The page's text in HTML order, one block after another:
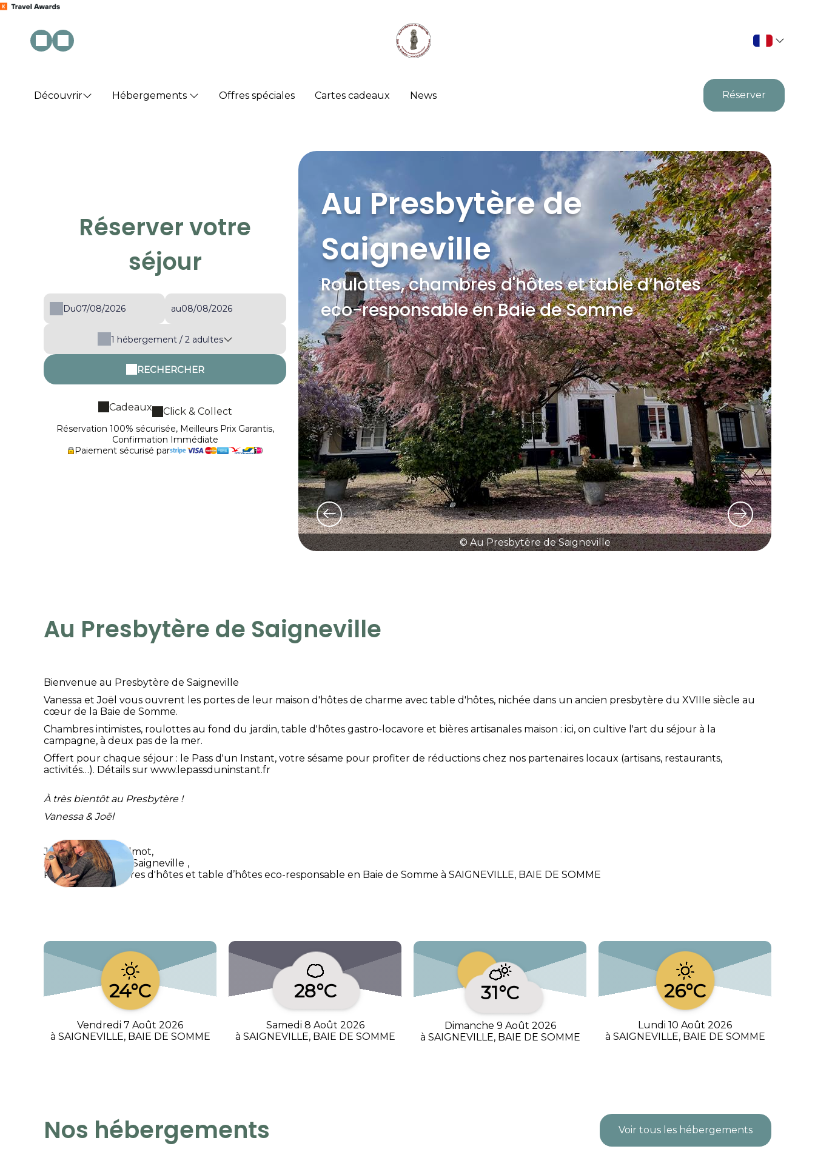
Découvrir Hébergements Offres spéciales Cartes cadeaux News Réserver
Au Presbytère de
Saigneville
Roulottes, chambres d'hôtes et table d’hôtes
eco-responsable en Baie de Somme
© Au Presbytère de Saigneville
Réserver votre
séjour
Du au
1 hébergement / 2 adultes
RECHERCHER
Cadeaux Click & Collect
Réservation 100% sécurisée, Meilleurs Prix Garantis,
Confirmation Immédiate
Paiement sécurisé par
Au Presbytère de Saigneville
Bienvenue au Presbytère de Saigneville
Vanessa et Joël vous ouvrent les portes de leur maison d'hôtes de charme avec table d'hôtes, nichée dans un ancien presbytère du XVIIIe siècle au
cœur de la Baie de Somme.
Chambres intimistes, roulottes au fond du jardin, table d'hôtes gastro-locavore et bières artisanales maison : ici, on cultive l'art du séjour à la
campagne, à deux pas de la mer.
Offert pour chaque séjour : le Pass d'un Instant, votre sésame pour profiter de réductions chez nos partenaires locaux (artisans, restaurants,
activités…). Détails sur www.lepassduninstant.fr
À très bientôt au Presbytère !
Vanessa & Joël
Joël & Vanessa Wilmot,
Au Presbytère de Saigneville ,
Roulottes, chambres d'hôtes et table d’hôtes eco-responsable en Baie de Somme à SAIGNEVILLE, BAIE DE SOMME
24°C
Vendredi 7 Août 2026
à SAIGNEVILLE, BAIE DE SOMME
28°C
Samedi 8 Août 2026
à SAIGNEVILLE, BAIE DE SOMME
31°C
Dimanche 9 Août 2026
à SAIGNEVILLE, BAIE DE SOMME
26°C
Lundi 10 Août 2026
à SAIGNEVILLE, BAIE DE SOMME
Nos hébergements Voir tous les hébergements